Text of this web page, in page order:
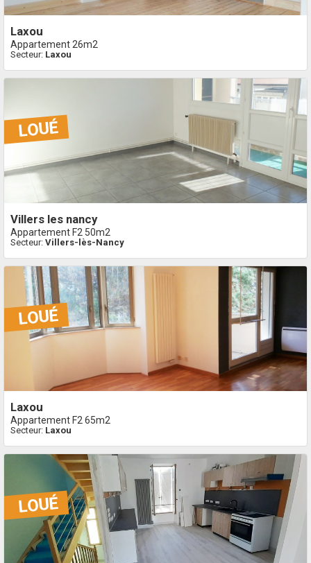
laxou
Appartement 26m2
Secteur: Laxou
villers les nancy
Appartement F2 50m2
Secteur: Villers-lès-Nancy
laxou
Appartement F2 65m2
Secteur: Laxou